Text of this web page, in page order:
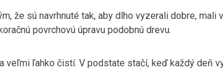
že sú navrhnuté tak, aby dlho vyzerali dobre, mali
povrchovú úpravu podobnú drevu.
veľmi ľahko čistí. V podstate stačí, keď každý deň